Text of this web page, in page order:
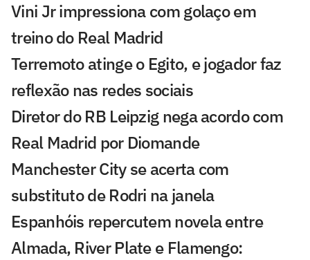
Vini Jr impressiona com golaço em
treino do Real Madrid
Terremoto atinge o Egito, e jogador faz
reflexão nas redes sociais
Diretor do RB Leipzig nega acordo com
Real Madrid por Diomande
Manchester City se acerta com
substituto de Rodri na janela
Espanhóis repercutem novela entre
Almada, River Plate e Flamengo: